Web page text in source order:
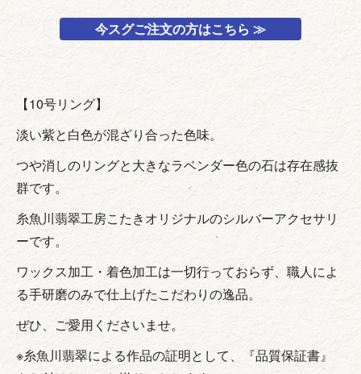
今スグご注文の方はこちら ≫
【10号リング】
淡い紫と白色が混ざり合った色味。
つや消しのリングと大きなラベンダー色の石は存在感抜
群です。
糸魚川翡翠工房こたきオリジナルのシルバーアクセサリ
ーです。
ワックス加工・着色加工は一切行っておらず、職人によ
る手研磨のみで仕上げたこだわりの逸品。
ぜひ、ご愛用くださいませ。
※糸魚川翡翠による作品の証明として、『品質保証書』